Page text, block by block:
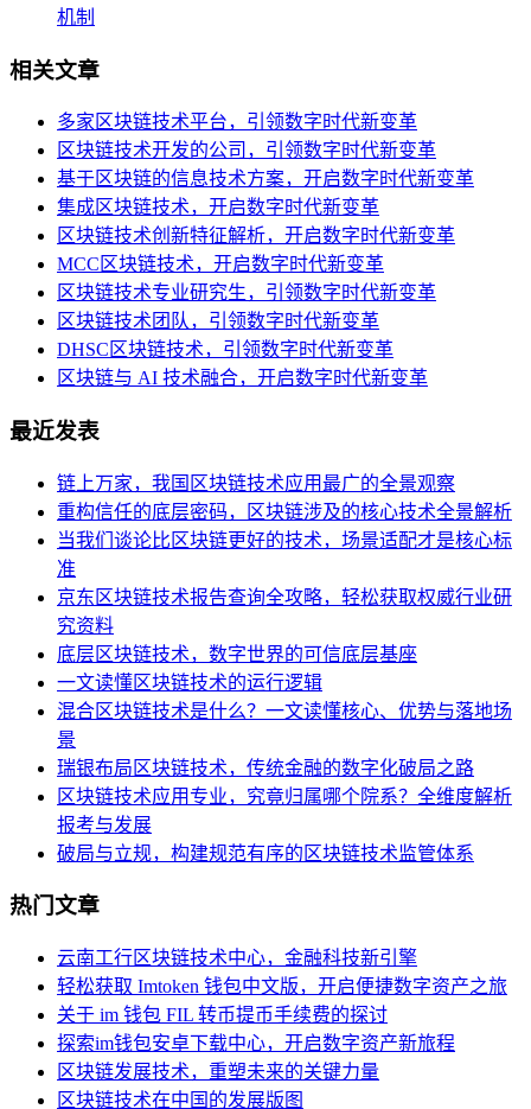
机制
相关文章
多家区块链技术平台，引领数字时代新变革
区块链技术开发的公司，引领数字时代新变革
基于区块链的信息技术方案，开启数字时代新变革
集成区块链技术，开启数字时代新变革
区块链技术创新特征解析，开启数字时代新变革
MCC区块链技术，开启数字时代新变革
区块链技术专业研究生，引领数字时代新变革
区块链技术团队，引领数字时代新变革
DHSC区块链技术，引领数字时代新变革
区块链与 AI 技术融合，开启数字时代新变革
最近发表
链上万家，我国区块链技术应用最广的全景观察
重构信任的底层密码，区块链涉及的核心技术全景解析
当我们谈论比区块链更好的技术，场景适配才是核心标
准
京东区块链技术报告查询全攻略，轻松获取权威行业研
究资料
底层区块链技术，数字世界的可信底层基座
一文读懂区块链技术的运行逻辑
混合区块链技术是什么？一文读懂核心、优势与落地场
景
瑞银布局区块链技术，传统金融的数字化破局之路
区块链技术应用专业，究竟归属哪个院系？全维度解析
报考与发展
破局与立规，构建规范有序的区块链技术监管体系
热门文章
云南工行区块链技术中心，金融科技新引擎
轻松获取 Imtoken 钱包中文版，开启便捷数字资产之旅
关于 im 钱包 FIL 转币提币手续费的探讨
探索im钱包安卓下载中心，开启数字资产新旅程
区块链发展技术，重塑未来的关键力量
区块链技术在中国的发展版图